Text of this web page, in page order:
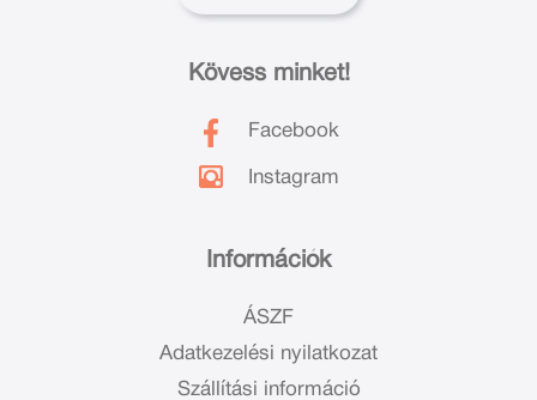
Információk
ÁSZF
Adatkezelési nyilatkozat
Szállítási információ
Kövess minket!
Facebook
Instagram